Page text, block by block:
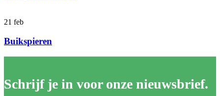
21 feb
Buikspieren
Schrijf je in voor onze nieuwsbrief.